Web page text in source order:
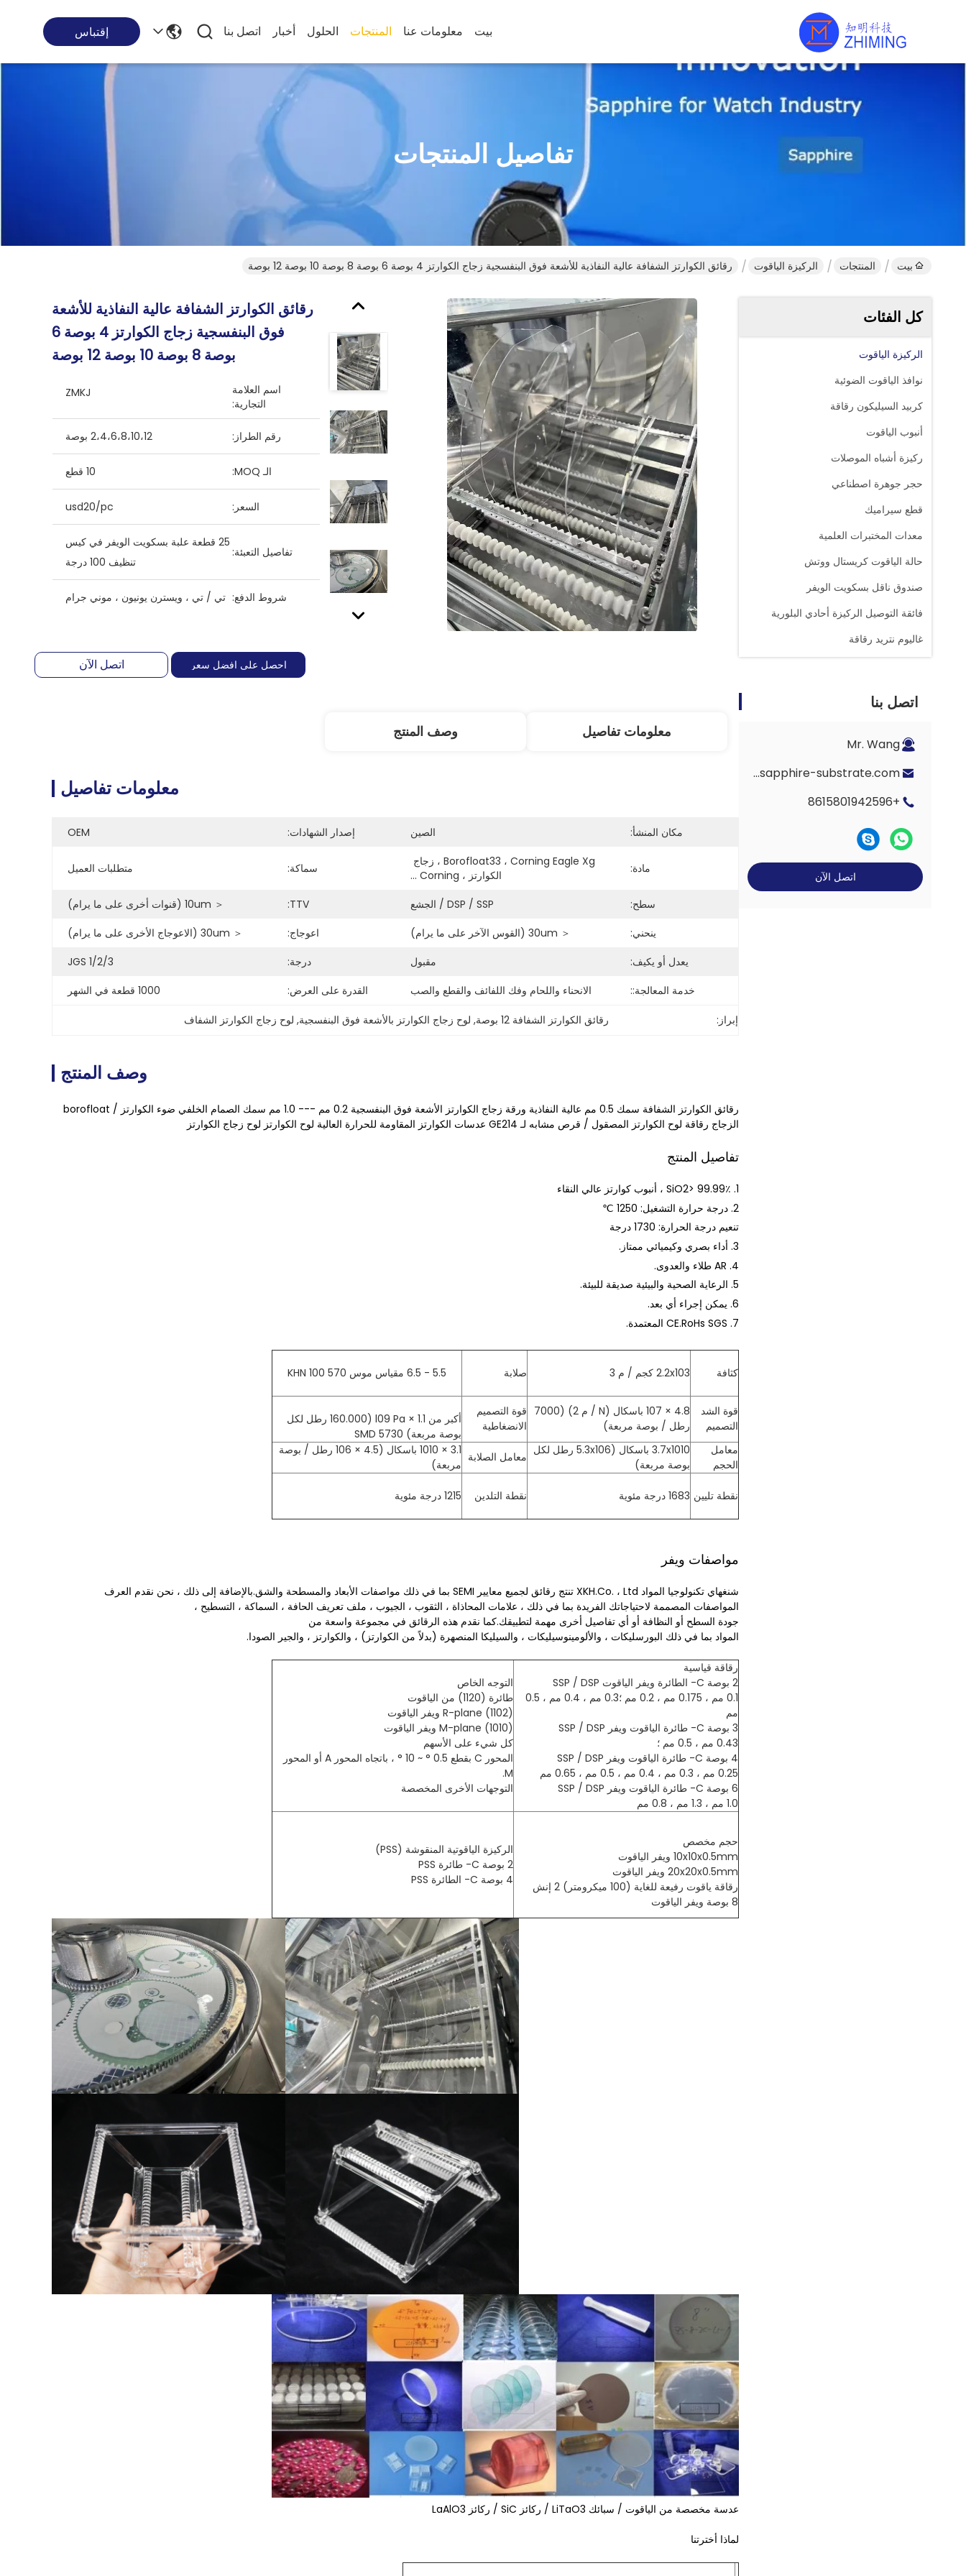
بيت معلومات عنا المنتجات الحلول أخبار اتصل بنا إقتباس
تفاصيل المنتجات
بيت المنتجات الركيزة الياقوت رقائق الكوارتز الشفافة عالية النفاذية للأشعة فوق البنفسجية زجاج الكوارتز 4 بوصة 6 بوصة 8 بوصة 10 بوصة 12 بوصة
كل الفئات
الركيزة الياقوت
نوافذ الياقوت الضوئية
كربيد السيليكون رقاقة
أنبوب الياقوت
ركيزة أشباه الموصلات
حجر جوهرة اصطناعي
قطع سيراميك
معدات المختبرات العلمية
حالة الياقوت كريستال ووتش
صندوق ناقل بسكويت الويفر
فائقة التوصيل الركيزة أحادي البلورية
غاليوم نتريد رقاقة
اتصل بنا
Mr. Wang
Eric-wang@sapphire-substrate.com
+8615801942596
اتصل الآن
رقائق الكوارتز الشفافة عالية النفاذية للأشعة
فوق البنفسجية زجاج الكوارتز 4 بوصة 6
بوصة 8 بوصة 10 بوصة 12 بوصة
اسم العلامة
التجارية:
ZMKJ
رقم الطراز: 2،4،6،8،10،12 بوصة
الـ MOQ: 10 قطع
السعر: usd20/pc
تفاصيل التعبئة:
25 قطعة علبة بسكويت الويفر في كيس
تنظيف 100 درجة
شروط الدفع: تي / تي ، ويسترن يونيون ، موني جرام
احصل على افضل سعر اتصل الآن
معلومات تفاصيل وصف المنتج
معلومات تفاصيل
مكان المنشأ: الصين إصدار الشهادات: OEM
مادة:
الكوارتز ، Corning ...
سماكة: متطلبات العميل
سطح: DSP / SSP / الجشع TTV:
＜ 10um (قنوات أخرى على ما يرام)
ينحني:
＜ 30um (القوس الآخر على ما يرام) اعوجاج:
＜ 30um (الاعوجاج الأخرى على ما يرام)
يعدل أو يكيف:
مقبول درجة:
JGS 1/2/3
خدمة المعالجة::
الانحناء واللحام وفك اللفائف والقطع والصب القدرة على العرض: 1000 قطعة في الشهر
إبراز: رقائق الكوارتز الشفافة 12 بوصة , لوح زجاج الكوارتز بالأشعة فوق البنفسجية, لوح زجاج الكوارتز الشفاف
وصف المنتج
رقائق الكوارتز الشفافة سمك 0.5 مم عالية النفاذية ورقة زجاج الكوارتز الأشعة فوق البنفسجية 0.2 مم --- 1.0 مم سمك الصمام الخلفي ضوء الكوارتز / borofloat
الزجاج رقاقة لوح الكوارتز المصقول / قرص مشابه لـ GE214 عدسات الكوارتز المقاومة للحرارة العالية لوح الكوارتز لوح زجاج الكوارتز
تفاصيل المنتج
1. SiO2> 99.99٪ ، أنبوب كوارتز عالي النقاء
2. درجة حرارة التشغيل: 1250 ℃
تنعيم درجة الحرارة: 1730 درجة
3. أداء بصري وكيميائي ممتاز.
4. AR طلاء والعدوى.
5. الرعاية الصحية والبيئية صديقة للبيئة.
6. يمكن إجراء أي بعد.
7. CE.RoHs SGS المعتمدة.
كثافة 2.2x103 كجم / م 3 صلابة 5.5 - 6.5 مقياس موس 570 KHN 100
قوة الشد
التصميم
4.8 × 107 باسكال (N / م 2) (7000
رطل / بوصة مربعة)
قوة التصميم
الانضغاطية
أكبر من 1.1 × l09 Pa (160.000 رطل لكل
بوصة مربعة) SMD 5730
معامل
الحجم
3.7x1010 باسكال (5.3x106 رطل لكل
بوصة مربعة)
معامل الصلابة
3.1 × 1010 باسكال (4.5 × 106 رطل / بوصة
مربعة)
نقطة تليين 1683 درجة مئوية نقطة التلدين 1215 درجة مئوية
مواصفات ويفر
شنغهاي تكنولوجيا المواد XKH.Co. ، Ltd تنتج رقائق لجميع معايير SEMI بما في ذلك مواصفات الأبعاد والمسطحة والشق.بالإضافة إلى ذلك ، نحن نقدم العرف
المواصفات المصممة لاحتياجاتك الفريدة بما في ذلك ، علامات المحاذاة ، الثقوب ، الجيوب ، ملف تعريف الحافة ، السماكة ، التسطيح ،
جودة السطح أو النظافة أو أي تفاصيل أخرى مهمة لتطبيقك.كما نقدم هذه الرقائق في مجموعة واسعة من
المواد بما في ذلك البورسليكات ، والألومينوسيليكات ، والسيليكا المنصهرة (بدلاً من الكوارتز) ، والكوارتز ، والجير الصودا.
رقاقة قياسية
2 بوصة C- الطائرة ويفر الياقوت SSP / DSP
0.1 مم ، 0.175 مم ، 0.2 مم ؛0.3 مم ، 0.4 مم ، 0.5
مم
3 بوصة C- طائرة الياقوت ويفر SSP / DSP
0.43 مم ، 0.5 مم ؛
4 بوصة C- طائرة الياقوت ويفر SSP / DSP
0.25 مم ، 0.3 مم ، 0.4 مم ، 0.5 مم ، 0.65 مم
6 بوصة C- طائرة الياقوت ويفر SSP / DSP
1.0 مم ، 1.3 مم ، 0.8 مم
التوجه الخاص
طائرة (1120) من الياقوت
R-plane (1102) ويفر الياقوت
M-plane (1010) ويفر الياقوت
كل شيء على الأسهم
المحور C بقطع 0.5 ° ~ 10 ° ، باتجاه المحور A أو المحور
M.
التوجهات الأخرى المخصصة
حجم مخصص
10x10x0.5mm ويفر الياقوت
20x20x0.5mm ويفر الياقوت
رقاقة ياقوت رفيعة للغاية (100 ميكرومتر) 2 إنش
8 بوصة ويفر الياقوت
الركيزة الياقوتية المنقوشة (PSS)
2 بوصة C- طائرة PSS
4 بوصة C- الطائرة PSS
عدسة مخصصة من الياقوت / سبائك LiTaO3 / ركائز SiC / ركائز LaAlO3
لماذا أخترتنا